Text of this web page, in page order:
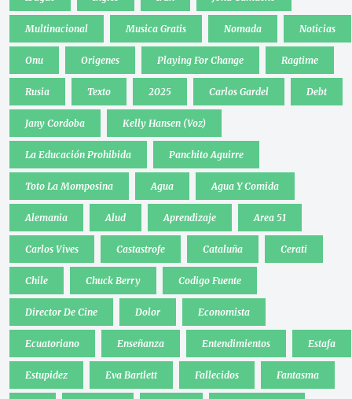
Multinacional Musica Gratis Nomada Noticias
Onu Origenes Playing For Change Ragtime
Rusia Texto 2025 Carlos Gardel Debt
Jany Cordoba Kelly Hansen (Voz)
La Educación Prohibida Panchito Aguirre
Toto La Momposina Agua Agua Y Comida
Alemania Alud Aprendizaje Area 51
Carlos Vives Castastrofe Cataluña Cerati
Chile Chuck Berry Codigo Fuente
Director De Cine Dolor Economista
Ecuatoriano Enseñanza Entendimientos Estafa
Estupidez Eva Bartlett Fallecidos Fantasma